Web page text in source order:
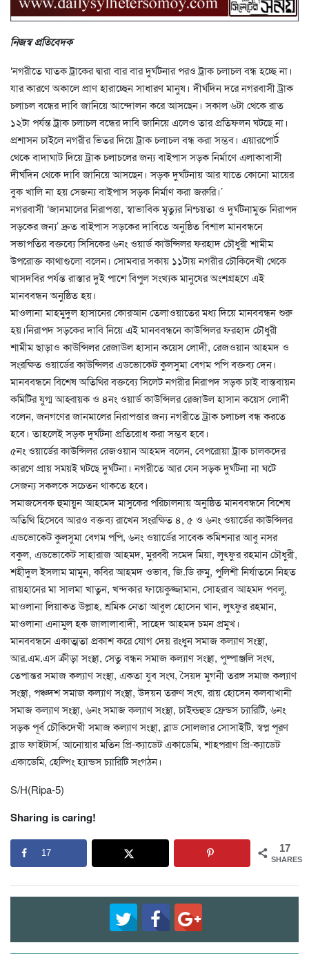
নিজস্ব প্রতিবেদক
‘নগরীতে ঘাতক ট্রাকের দ্বারা বার বার দুর্ঘটনার পরও ট্রাক চলাচল বন্ধ হচ্ছে না।
যার কারণে অকালে প্রাণ হারাচ্ছেন সাধারণ মানুষ। দীর্ঘদিন দরে নগরবাসী ট্রাক
চলাচল বন্ধের দাবি জানিয়ে আন্দোলন করে আসছেন। সকাল ৬টা থেকে রাত
১২টা পর্যন্ত ট্রাক চলাচল বন্ধের দাবি জানিয়ে এলেও তার প্রতিফলন ঘটছে না।
প্রশাসন চাইলে নগরীর ভিতর দিয়ে ট্রাক চলাচল বন্ধ করা সম্ভব। এয়ারপোর্ট
থেকে বাদাঘাট দিয়ে ট্রাক চলাচলের জন্য বাইপাস সড়ক নির্মাণে এলাকাবাসী
দীর্ঘদিন থেকে দাবি জানিয়ে আসছেন। সড়ক দুর্ঘটনায় আর যাতে কোনো মায়ের
বুক খালি না হয় সেজন্য বাইপাস সড়ক নির্মাণ করা জরুরি।’
নগরবাসী ‘জানমালের নিরাপত্তা, স্বাভাবিক মৃত্যুর নিশ্চয়তা ও দুর্ঘটনামুক্ত নিরাপদ
সড়কের জন্য’ দ্রুত বাইপাস সড়কের দাবিতে অনুষ্ঠিত বিশাল মানবন্ধনে
সভাপতির বক্তব্যে সিসিকের ৬নং ওয়ার্ড কাউন্সিলর ফরহাদ চৌধুরী শামীম
উপরোক্ত কাথাগুলো বলেন। সোমবার সকায় ১১টায় নগরীর চৌকিদেখী থেকে
খাসদবির পর্যন্ত রাস্তার দুই পাশে বিপুল সংখ্যক মানুষের অংশগ্রহণে এই
মানববন্ধন অনুষ্ঠিত হয়।
মাওলানা মাহমুদুল হাসানের কোরআন তেলাওয়াতের মধ্য দিয়ে মানববন্ধন শুরু
হয়।নিরাপদ সড়কের দাবি নিয়ে এই মানববন্ধনে কাউন্সিলর ফরহাদ চৌধুরী
শামীম ছাড়াও কাউন্সিলর রেজাউল হাসান কয়েস লোদী, রেজওয়ান আহমদ ও
সংরক্ষিত ওয়ার্ডের কাউন্সিলর এডভোকেট কুলসুমা বেগম পপি বক্তব্য দেন।
মানববন্ধনে বিশেষ অতিথির বক্তব্যে সিলেট নগরীর নিরাপদ সড়ক চাই বাস্তবায়ন
কমিটির যুগ্ম আহ্বায়ক ও ৪নং ওয়ার্ড কাউন্সিলর রেজাউল হাসান কয়েস লোদী
বলেন, জনগণের জানমালের নিরাপত্তার জন্য নগরীতে ট্রাক চলাচল বন্ধ করতে
হবে। তাহলেই সড়ক দুর্ঘটনা প্রতিরোধ করা সম্ভব হবে।
৫নং ওয়ার্ডের কাউন্সিলর রেজওয়ান আহমদ বলেন, বেপরোয়া ট্রাক চালকদের
কারণে প্রায় সময়ই ঘটছে দুর্ঘটনা। নগরীতে আর যেন সড়ক দুর্ঘটনা না ঘটে
সেজন্য সকলকে সচেতন থাকতে হবে।
সমাজসেবক হুমায়ুন আহমেদ মাসুকের পরিচালনায় অনুষ্ঠিত মানববন্ধনে বিশেষ
অতিথি হিসেবে আরও বক্তব্য রাখেন সংরক্ষিত ৪, ৫ ও ৬নং ওয়ার্ডের কাউন্সিলর
এডভোকেট কুলসুমা বেগম পপি, ৬নং ওয়ার্ডের সাবেক কমিশনার আবু নসর
বকুল, এডভোকেট সাহারাজ আহমদ, মুরব্বী সমেদ মিয়া, লুৎফুর রহমান চৌধুরী,
শহীদুল ইসলাম মামুন, কবির আহমদ ওভাব, জি.ডি রুমু, পুলিশী নির্যাতনে নিহত
রায়হানের মা সালমা খাতুন, খন্দকার ফায়েকুজ্জামান, সোহরাব আহমদ পবলু,
মাওলানা লিয়াকত উল্লাহ, শ্রমিক নেতা আবুল হোসেন খান, লুৎফুর রহমান,
মাওলানা এনামুল হক জালালাবাদী, সাহেদ আহমদ চমন প্রমুখ।
মানববন্ধনে একাত্মতা প্রকাশ করে যোগ দেয় রংধুন সমাজ কল্যাণ সংস্থা,
আর.এম.এস ক্রীড়া সংস্থা, সেতু বন্ধন সমাজ কল্যাণ সংস্থা, পুষ্পাঞ্জলি সংঘ,
তেপান্তর সমাজ কল্যাণ সংস্থা, একতা যুব সংঘ, সৈয়দ মুগনী তরঙ্গ সমাজ কল্যাণ
সংস্থা, পঞ্চদশ সমাজ কল্যাণ সংস্থা, উদয়ন তরুণ সংঘ, রায় হোসেন কলবাখানী
সমাজ কল্যাণ সংস্থা, ৬নং সমাজ কল্যাণ সংস্থা, চাইল্ডহুড ফ্রেন্ডস চ্যারিটি, ৬নং
সড়ক পূর্ব চৌকিদেখী সমাজ কল্যাণ সংস্থা, ব্লাড সোলজার সোসাইটি, স্বপ্ন পূরণ
ব্লাড ফাইটার্স, আনোয়ার মতিন প্রি-ক্যাডেট একাডেমি, শাহপরাণ প্রি-ক্যাডেট
একাডেমি, হেল্পিং হ্যান্ডস চ্যারিটি সংগঠন।
S/H(Ripa-5)
Sharing is caring!
17
SHARES
17